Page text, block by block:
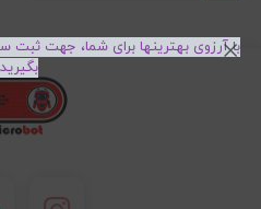
با آرزوی بهترینها برای شما، جهت